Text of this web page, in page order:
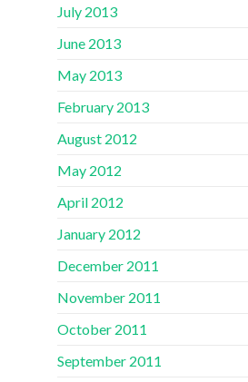
July 2013
June 2013
May 2013
February 2013
August 2012
May 2012
April 2012
January 2012
December 2011
November 2011
October 2011
September 2011